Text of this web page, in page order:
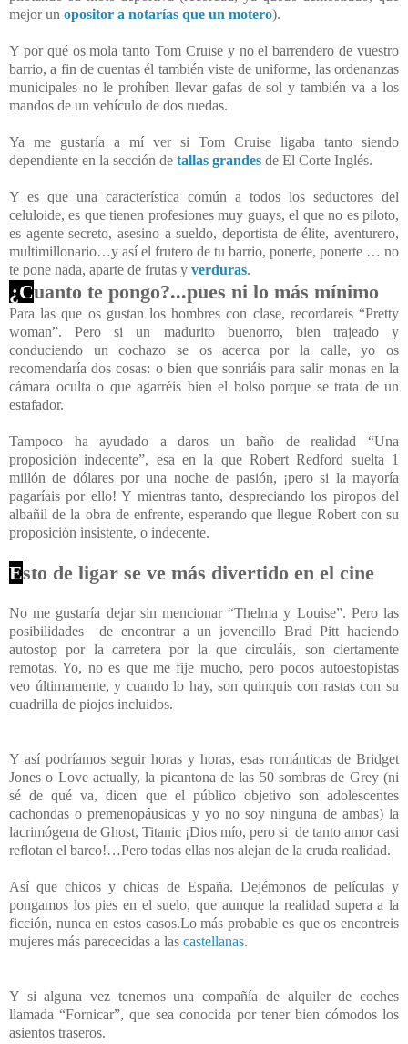
mejor un opositor a notarías que un motero).
Y por qué os mola tanto Tom Cruise y no el barrendero de vuestro
barrio, a fin de cuentas él también viste de uniforme, las ordenanzas
municipales no le prohíben llevar gafas de sol y también va a los
mandos de un vehículo de dos ruedas.
Ya me gustaría a mí ver si Tom Cruise ligaba tanto siendo
dependiente en la sección de tallas grandes de El Corte Inglés.
Y es que una característica común a todos los seductores del
celuloide, es que tienen profesiones muy guays, el que no es piloto,
es agente secreto, asesino a sueldo, deportista de élite, aventurero,
multimillonario…y así el frutero de tu barrio, ponerte, ponerte … no
te pone nada, aparte de frutas y verduras.
¿Cuanto te pongo?...pues ni lo más mínimo
Para las que os gustan los hombres con clase, recordareis “Pretty
woman”. Pero si un madurito buenorro, bien trajeado y
conduciendo un cochazo se os acerca por la calle, yo os
recomendaría dos cosas: o bien que sonriáis para salir monas en la
cámara oculta o que agarréis bien el bolso porque se trata de un
estafador.
Tampoco ha ayudado a daros un baño de realidad “Una
proposición indecente”, esa en la que Robert Redford suelta 1
millón de dólares por una noche de pasión, ¡pero si la mayoría
pagaríais por ello! Y mientras tanto, despreciando los piropos del
albañil de la obra de enfrente, esperando que llegue Robert con su
proposición insistente, o indecente.
Esto de ligar se ve más divertido en el cine
No me gustaría dejar sin mencionar “Thelma y Louise”. Pero las
posibilidades
de encontrar a un jovencillo Brad Pitt haciendo
autostop por la carretera por la que circuláis, son ciertamente
remotas. Yo, no es que me fije mucho, pero pocos autoestopistas
veo últimamente, y cuando lo hay, son quinquis con rastascon su
cuadrilla de piojos incluidos.
Y así podríamos seguir horas y horas, esas románticas de Bridget
Jones o Love actually, la picantona de las 50 sombras de Grey (ni
sé de qué va, dicen que el público objetivo son adolescentes
cachondas o premenopáusicas y yo no soy ninguna de ambas) la
lacrimógena de Ghost, Titanic ¡Dios mío, pero si de tanto amor casi
reflotan el barco!…Pero todas ellas nos alejan de la cruda realidad.
Así que chicos y chicas de España. Dejémonos de películas y
pongamos los pies en el suelo, que aunque la realidad supera a la
ficción, nunca en estos casos.Lo más probable es que os encontreis
mujeres más parececidas a las castellanas.
Y si alguna vez tenemos una compañía de alquiler de coches
llamada “Fornicar”, que sea conocida por tener bien cómodos los
asientos traseros.